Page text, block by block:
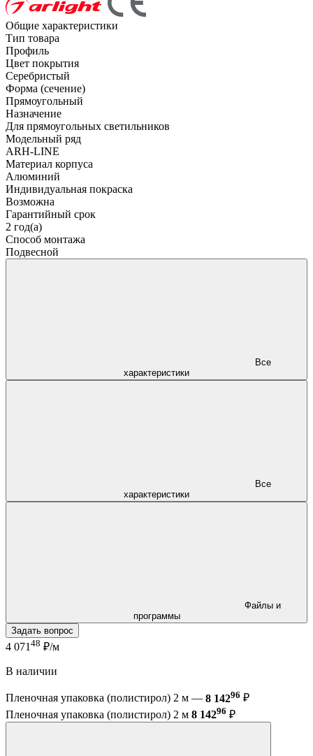
Общие характеристики
Тип товара
Профиль
Цвет покрытия
Серебристый
Форма (сечение)
Прямоугольный
Назначение
Для прямоугольных светильников
Модельный ряд
ARH-LINE
Материал корпуса
Алюминий
Индивидуальная покраска
Возможна
Гарантийный срок
2 год(а)
Способ монтажа
Подвесной
характеристики
характеристики
программы
Задать вопрос
4 071 48 ₽/м
В наличии
Пленочная упаковка (полистирол) 2 м — 8 14296 ₽
Пленочная упаковка (полистирол) 2 м 8 14296 ₽